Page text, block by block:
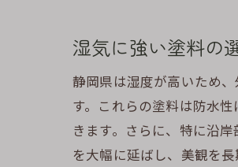
湿気に強い塗料の
静岡県は湿度が高いため
す。これらの塗料は防水
きます。さらに、特に沿
を大幅に延ばし、美観を